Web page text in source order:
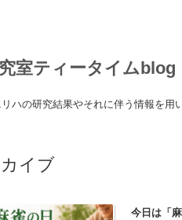
室ティータイムblog
ハの研究結果やそれに伴う情報を用
イブ
今日は「